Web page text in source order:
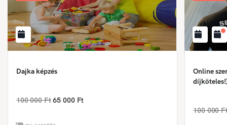
Dajka képzés
100 000 Ft 65 000 Ft
Online
100 000